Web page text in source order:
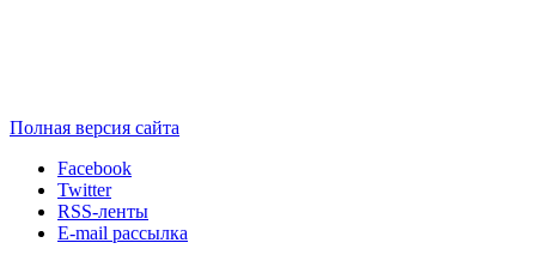
Полная версия сайта
Facebook
Twitter
RSS-ленты
E-mail рассылка